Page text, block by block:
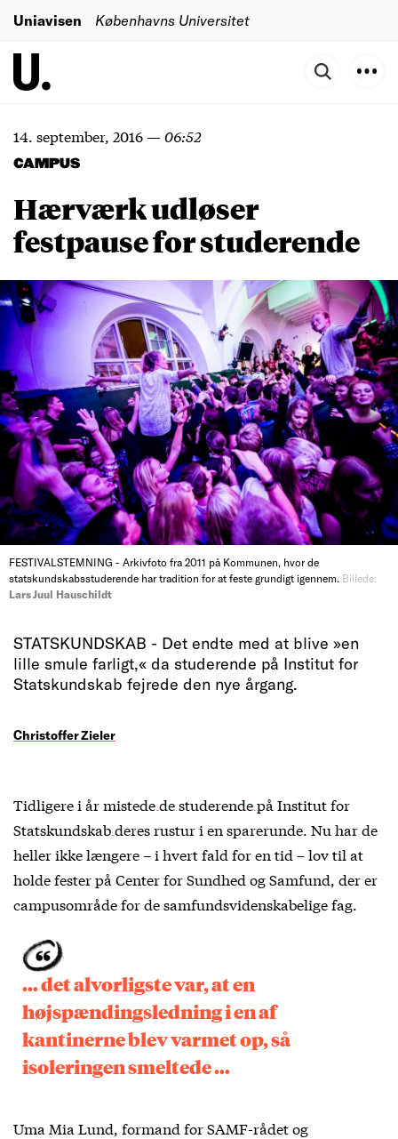
Uniavisen Københavns Universitet
14. september, 2016—06:52
CAMPUS
Hærværk udløser
festpause for studerende
FESTIVALSTEMNING - Arkivfoto fra 2011 på Kommunen, hvor de
statskundskabsstuderende har tradition for at feste grundigt igennem. Billede:
Lars Juul Hauschildt
STATSKUNDSKAB - Det endte med at blive »en
lille smule farligt,« da studerende på Institut for
Statskundskab fejrede den nye årgang.
Christoffer Zieler
Tidligere i årmistede de studerende på Institut for
Statskundskab deres rusturi en sparerunde. Nu har de
heller ikke længere – i hvert fald for en tid – lov til at
holde fester på Center for Sundhed og Samfund, der er
campusområde for de samfundsvidenskabelige fag.
… det alvorligste var, at en
højspændingsledning i en af
kantinerne blev varmet op, så
isoleringen smeltede …
Uma Mia Lund, formand for SAMF-rådet og